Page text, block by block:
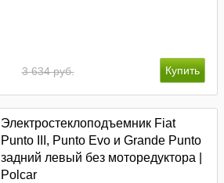
3 634 руб.
Электростеклоподъемник Fiat
Punto III, Punto Evo и Grande Punto
задний левый без моторедуктора |
Polcar